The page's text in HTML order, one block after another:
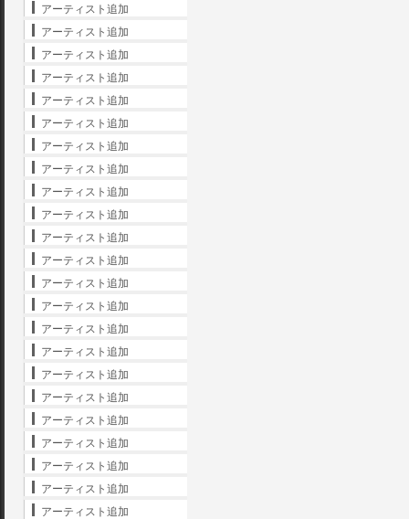
アーティスト追加
アーティスト追加
アーティスト追加
アーティスト追加
アーティスト追加
アーティスト追加
アーティスト追加
アーティスト追加
アーティスト追加
アーティスト追加
アーティスト追加
アーティスト追加
アーティスト追加
アーティスト追加
アーティスト追加
アーティスト追加
アーティスト追加
アーティスト追加
アーティスト追加
アーティスト追加
アーティスト追加
アーティスト追加
アーティスト追加